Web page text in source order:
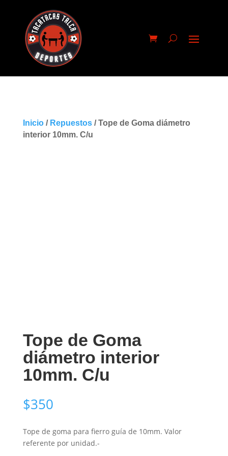
Inicio/ Repuestos/ Tope de Goma diámetro
interior 10mm. C/u
Tope de Goma
diámetro interior
10mm. C/u
$350
Tope de goma para fierro guía de 10mm. Valor
referente por unidad.-